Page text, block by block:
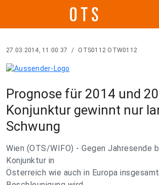
27.03.2014, 11:00:37 / OTS0112 OTW0112
Prognose für 2014 und
Konjunktur gewinnt nur
Schwung
Wien (OTS/WIFO) - Gegen Jahresende
Konjunktur in
Österreich wie auch in Europa